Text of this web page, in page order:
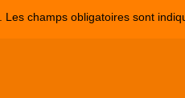
Les champs obligatoires sont